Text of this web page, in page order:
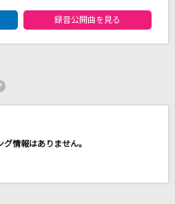
ルエントリーランキング
録音公開曲を見る